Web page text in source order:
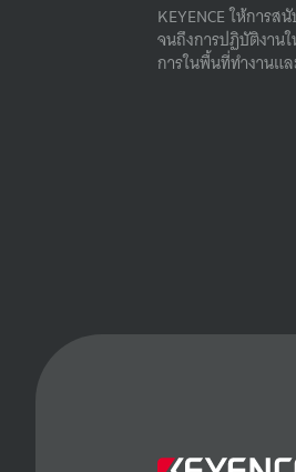
KEYENCE ให้การ
จนถึงการปฏิบัติงาน
การในพื้นที่ทํางานแ